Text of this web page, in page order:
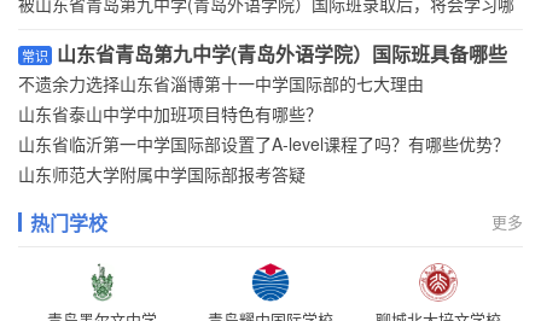
常识 山东省青岛第九中学(青岛外语学院）国际班具备哪些
优势？
不遗余力选择山东省淄博第十一中学国际部的七大理由
山东省泰山中学中加班项目特色有哪些？
山东省临沂第一中学国际部设置了A-level课程了吗？有哪些优势？
山东师范大学附属中学国际部报考答疑
热门学校 更多